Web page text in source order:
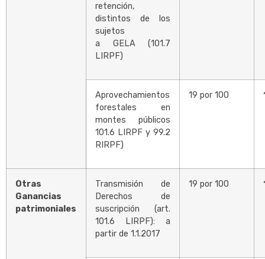
retención,
distintos de los
sujetos
a GELA (101.7
LIRPF)
Aprovechamientos
forestales en
montes públicos
101.6 LIRPF y 99.2
RIRPF)
19 por 100
Otras
Ganancias
patrimoniales
Transmisión de
Derechos de
suscripción (art.
101.6 LIRPF): a
partir de 1.1.2017
19 por 100